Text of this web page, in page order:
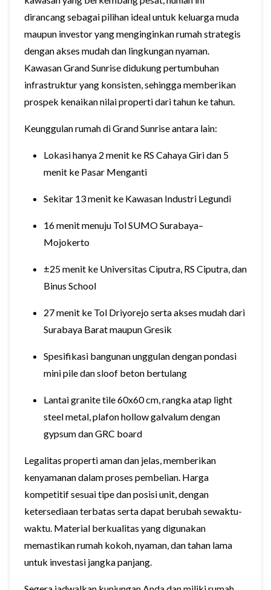
dirancang sebagai pilihan ideal untuk keluarga muda
maupun investor yang menginginkan rumah strategis
dengan akses mudah dan lingkungan nyaman.
Kawasan Grand Sunrise didukung pertumbuhan
infrastruktur yang konsisten, sehingga memberikan
prospek kenaikan nilai properti dari tahun ke tahun.
Keunggulan rumah di Grand Sunrise antara lain:
Lokasi hanya 2 menit ke RS Cahaya Giri dan 5
menit ke Pasar Menganti
Sekitar 13 menit ke Kawasan Industri Legundi
16 menit menuju Tol SUMO Surabaya–
Mojokerto
±25 menit ke Universitas Ciputra, RS Ciputra, dan
Binus School
27 menit ke Tol Driyorejo serta akses mudah dari
Surabaya Barat maupun Gresik
Spesifikasi bangunan unggulan dengan pondasi
mini pile dan sloof beton bertulang
Lantai granite tile 60x60 cm, rangka atap light
steel metal, plafon hollow galvalum dengan
gypsum dan GRC board
Legalitas properti aman dan jelas, memberikan
kenyamanan dalam proses pembelian. Harga
kompetitif sesuai tipe dan posisi unit, dengan
ketersediaan terbatas serta dapat berubah sewaktu-
waktu. Material berkualitas yang digunakan
memastikan rumah kokoh, nyaman, dan tahan lama
untuk investasi jangka panjang.